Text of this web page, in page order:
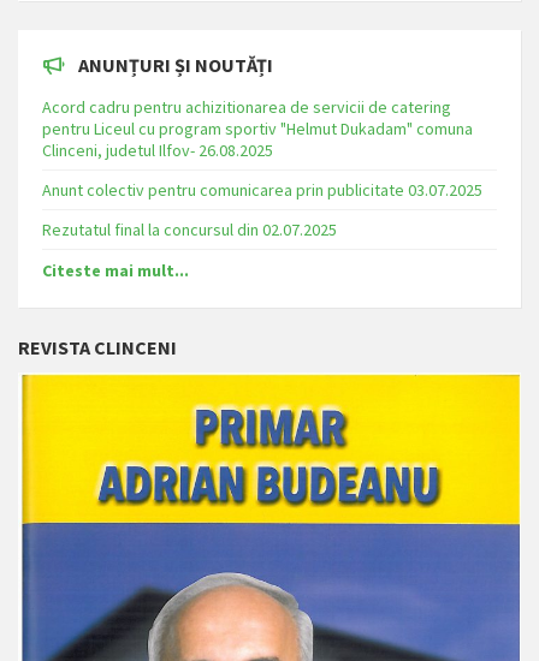
ANUNȚURI ȘI NOUTĂȚI
Acord cadru pentru achizitionarea de servicii de catering
pentru Liceul cu program sportiv "Helmut Dukadam" comuna
Clinceni, judetul Ilfov- 26.08.2025
Anunt colectiv pentru comunicarea prin publicitate 03.07.2025
Rezutatul final la concursul din 02.07.2025
Citeste mai mult...
REVISTA CLINCENI